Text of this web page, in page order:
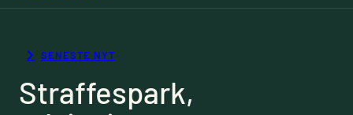
SENESTE NYT
Straffespark,